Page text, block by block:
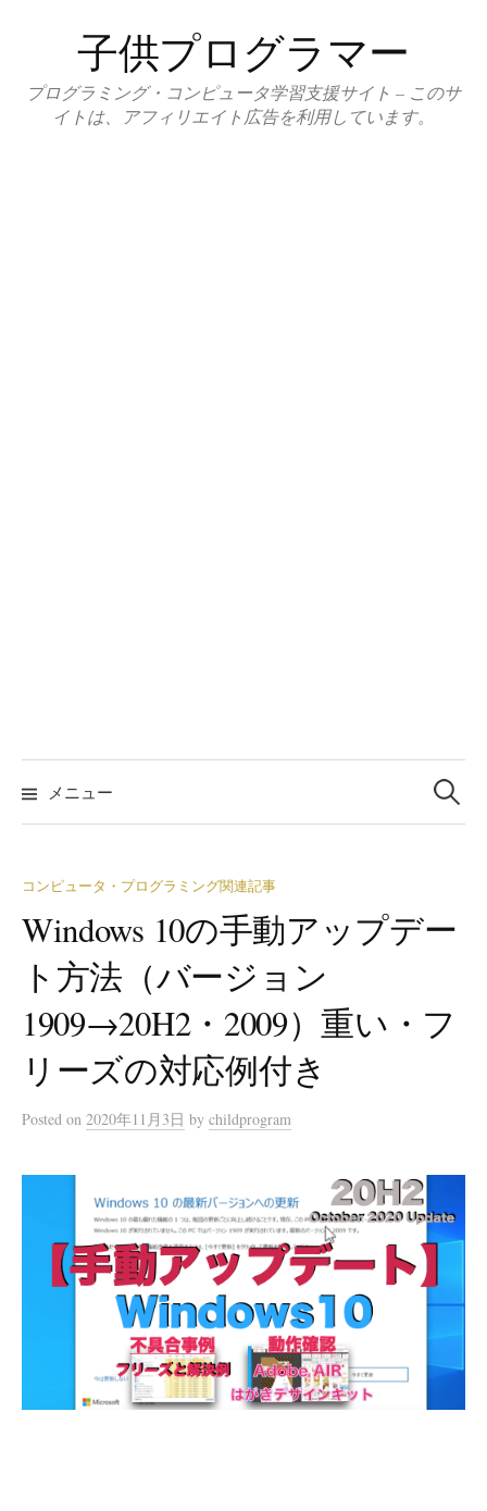
ン
子供プログラマー
プログラミング・コンピュータ学習支援サイト – このサ
イトは、アフィリエイト広告を利用しています。
メニュー
検
索:
コンピュータ・プログラミング関連記事
Windows 10の手動アップデー
ト方法（バージョン
1909→20H2・2009）重い・フ
リーズの対応例付き
Posted on 2020年11月3日 by childprogram